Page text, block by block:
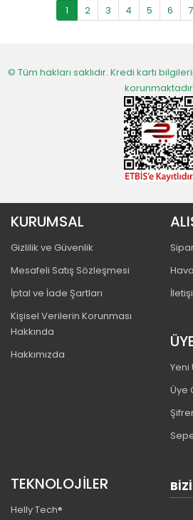
1 2 3 4 5 6 7
© Tüm hakları saklıdır. Kredi kartı
KURUMSAL
Gizlilik ve Güvenlik
Mesafeli Satış Sözleşmesi
İptal ve İade Şartları
Kişisel Verilerin Korunması
Hakkında
Hakkımızda
Yeni
Üye
TEKNOLOJİLER
Helly Tech®